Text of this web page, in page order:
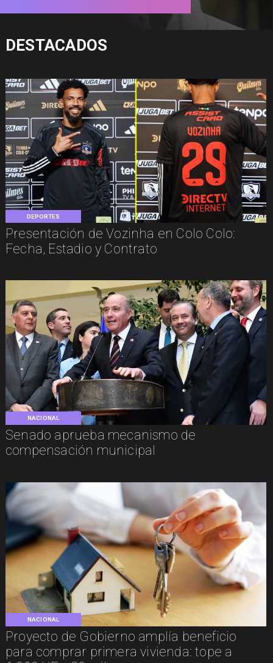
DEPORTES
Presentación de Vozinha en Colo Colo:
Fecha, Estadio y Contrato
NACIONAL
Senado aprueba mecanismo de
compensación municipal
NACIONAL
Proyecto de Gobierno amplía beneficio
para comprar primera vivienda: tope a
DESTACADOS